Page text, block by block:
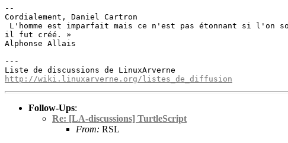
--
Cordialement, Daniel Cartron
L'homme est imparfait mais ce n'est pas étonnant si l'on
il fut créé. »
Alphonse Allais
---
http://wiki.linuxarverne.org/listes_de_diffusion
Follow-Ups:
Re: [LA-discussions] TurtleScript
From: RSL